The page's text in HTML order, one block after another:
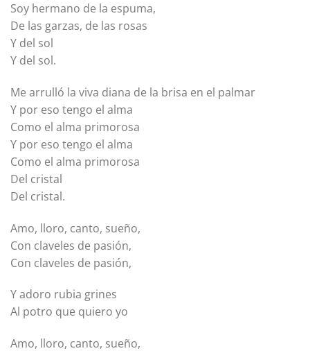
Soy hermano de la espuma,
De las garzas, de las rosas
Y del sol
Y del sol.
Me arrulló la viva diana de la brisa en el palmar
Y por eso tengo el alma
Como el alma primorosa
Y por eso tengo el alma
Como el alma primorosa
Del cristal
Del cristal.
Amo, lloro, canto, sueño,
Con claveles de pasión,
Con claveles de pasión,
Y adoro rubia grines
Al potro que quiero yo
Amo, lloro, canto, sueño,